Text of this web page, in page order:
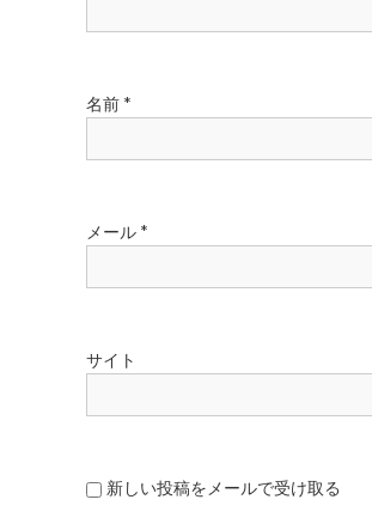
ン
名前 *
メール *
サイト
新しい投稿をメールで受け取る